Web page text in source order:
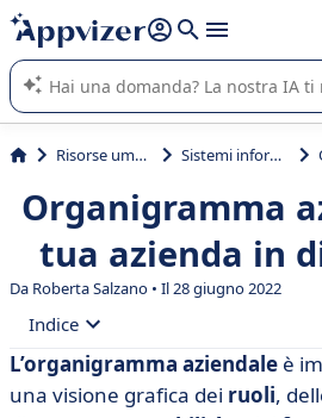
righe con
shift + enter
L'IA di Appvizer vi guida nell'utilizzo o
software SaaS per la vostra azienda.
Risorse umane (HR) Sistemi informativi HR
Organigramma
tua azienda in
Da Roberta Salzano • Il 28 giugno 2022
Indice
• Organigramma aziendale:
L’organigramma aziendale è
una visione grafica dei ruoli,